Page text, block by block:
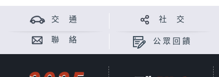
交 通 社 交
聯 絡 公眾回饋